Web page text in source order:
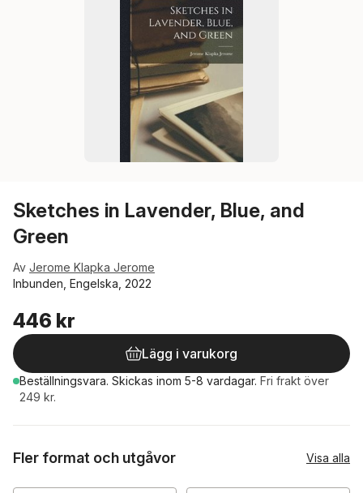
Sketches in Lavender, Blue, and
Green
Av Jerome Klapka Jerome
Inbunden, Engelska, 2022
446 kr
Lägg i varukorg
Beställningsvara. Skickas inom 5-8 vardagar. Fri frakt över
249 kr.
Fler format och utgåvor Visa alla